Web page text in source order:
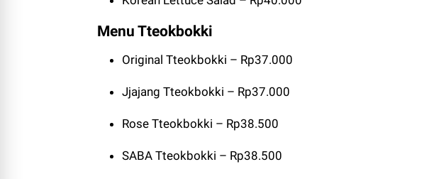
Menu Tteokbokki
Original Tteokbokki – Rp37.000
Jjajang Tteokbokki – Rp37.000
Rose Tteokbokki – Rp38.500
SABA Tteokbokki – Rp38.500